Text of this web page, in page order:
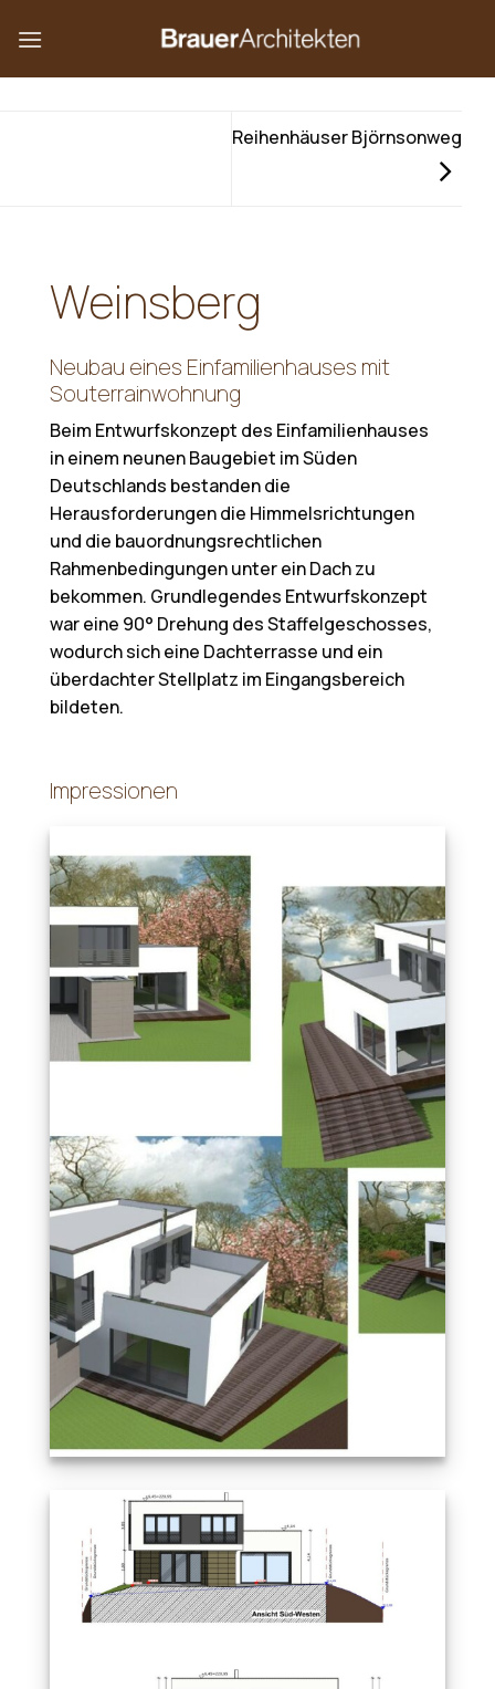
Reihenhäuser Björnsonweg
Weinsberg
Neubau eines Einfamilienhauses mit
Souterrainwohnung
Beim Entwurfskonzept des Einfamilienhauses
in einem neunen Baugebiet im Süden
Deutschlands bestanden die
Herausforderungen die Himmelsrichtungen
und die bauordnungsrechtlichen
Rahmenbedingungen unter ein Dach zu
bekommen. Grundlegendes Entwurfskonzept
war eine 90° Drehung des Staffelgeschosses,
wodurch sich eine Dachterrasse und ein
überdachter Stellplatz im Eingangsbereich
bildeten.
Impressionen